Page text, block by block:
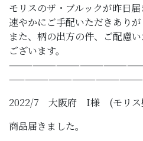
モリスのザ・ブルックが昨日届
速やかにご手配いただきありが
また、柄の出方の件、ご配慮
ございます。
2022/7 大阪府 I様 (モリス
商品届きました。